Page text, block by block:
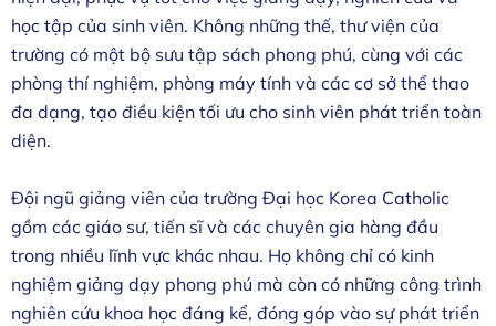
học tập của sinh viên. Không những thế, thư viện của
trường có một bộ sưu tập sách phong phú, cùng với các
phòng thí nghiệm, phòng máy tính và các cơ sở thể thao
đa dạng, tạo điều kiện tối ưu cho sinh viên phát triển toàn
diện.
Đội ngũ giảng viên của trường Đại học Korea Catholic
gồm các giáo sư, tiến sĩ và các chuyên gia hàng đầu
trong nhiều lĩnh vực khác nhau. Họ không chỉ có kinh
nghiệm giảng dạy phong phú mà còn có những công trình
nghiên cứu khoa học đáng kể, đóng góp vào sự phát triển